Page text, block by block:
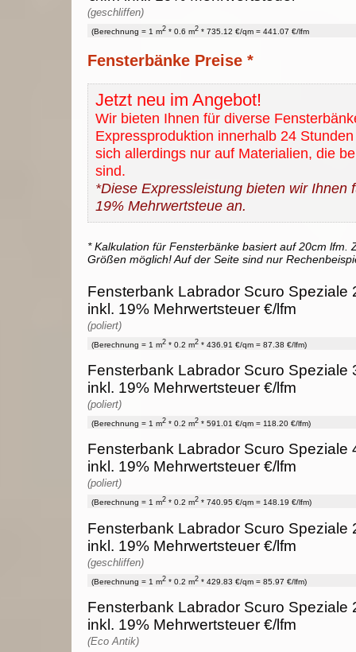
(geschliffen)
(Berechnung = 1 m2 * 0.6 m2 * 735.12 €/qm = 441.07 €/lfm
Fensterbänke Preise *
Jetzt neu im Angebot!
Wir bieten Ihnen für diverse
Expressproduktion innerhalb 24
sich allerdings nur auf Materialien, die
sind.
*Diese Expressleistung bieten wir Ihnen
19% Mehrwertsteue an.
* Kalkulation für Fensterbänke basiert auf 20cm lfm.
Größen möglich! Auf der Seite sind nur
Fensterbank Labrador Scuro Speziale
inkl. 19% Mehrwertsteuer €/lfm
(poliert)
(Berechnung = 1 m2 * 0.2 m2 * 436.91 €/qm = 87.38 €/lfm)
Fensterbank Labrador Scuro Speziale
inkl. 19% Mehrwertsteuer €/lfm
(poliert)
(Berechnung = 1 m2 * 0.2 m2 * 591.01 €/qm = 118.20 €/lfm)
Fensterbank Labrador Scuro Speziale
inkl. 19% Mehrwertsteuer €/lfm
(poliert)
(Berechnung = 1 m2 * 0.2 m2 * 740.95 €/qm = 148.19 €/lfm)
Fensterbank Labrador Scuro Speziale
inkl. 19% Mehrwertsteuer €/lfm
(geschliffen)
(Berechnung = 1 m2 * 0.2 m2 * 429.83 €/qm = 85.97 €/lfm)
Fensterbank Labrador Scuro Speziale
inkl. 19% Mehrwertsteuer €/lfm
(Eco Antik)